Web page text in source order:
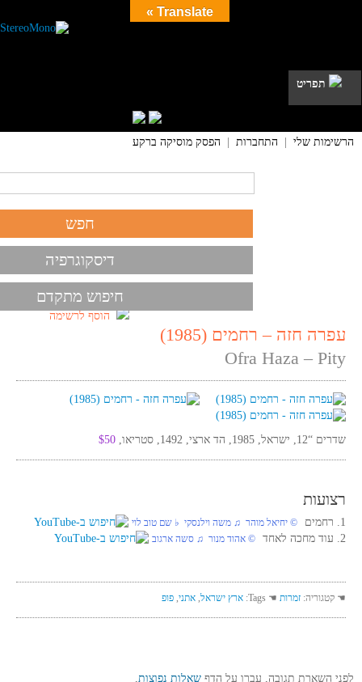
תפריט
הרשימות שלי התחברות הפסק מוסיקה ברקע
דיסקוגרפיה
חיפוש מתקדם
הוסף לרשימה
עפרה חזה – רחמים (1985)
Ofra Haza – Pity
שדרים “12, ישראל, 1985, הד ארצי, 1492, סטריאו, $50
רצועות
1. רחמים © יחיאל מוהר ♫ משה וילנסקי ♭ שם טוב לוי
2. עוד מחכה לאחד © אהוד מנור ♫ סשה ארגוב
☚ קטגוריה: זמרות ☚ Tags: ארץ ישראל, אתני, פופ
לפני השארת תגובה, עברו על הדף שאלות נפוצות,
Translate »